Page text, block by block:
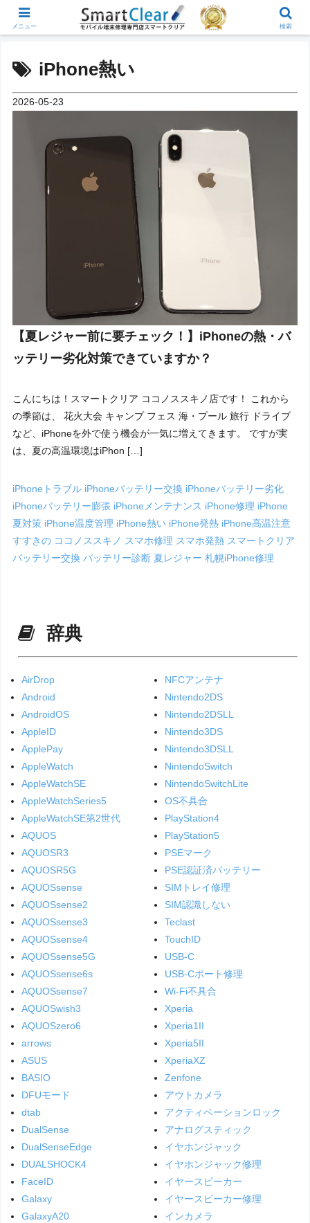
iPhone熱い
2026-05-23
【夏レジャー前に要チェック！】iPhoneの熱・バ
ッテリー劣化対策できていますか？
こんにちは！スマートクリア ココノススキノ店です！ これから
の季節は、 花火大会 キャンプ フェス 海・プール 旅行 ドライブ
など、iPhoneを外で使う機会が一気に増えてきます。 ですが実
は、夏の高温環境はiPhon […]
iPhoneトラブル iPhoneバッテリー交換 iPhoneバッテリー劣化
iPhoneバッテリー膨張 iPhoneメンテナンス iPhone修理 iPhone
夏対策 iPhone温度管理 iPhone熱い iPhone発熱 iPhone高温注意
すすきの ココノススキノ スマホ修理 スマホ発熱 スマートクリア
バッテリー交換バッテリー診断 夏レジャー札幌iPhone修理
辞典
AirDrop
Android
AndroidOS
AppleID
ApplePay
AppleWatch
AppleWatchSE
AppleWatchSeries5
AppleWatchSE第2世代
AQUOS
AQUOSR3
AQUOSR5G
AQUOSsense
AQUOSsense2
AQUOSsense3
AQUOSsense4
AQUOSsense5G
AQUOSsense6s
AQUOSsense7
AQUOSwish3
AQUOSzero6
arrows
ASUS
BASIO
DFUモード
dtab
DualSense
DualSenseEdge
DUALSHOCK4
FaceID
Galaxy
GalaxyA20
NFCアンテナ
Nintendo2DS
Nintendo2DSLL
Nintendo3DS
Nintendo3DSLL
NintendoSwitch
NintendoSwitchLite
OS不具合
PlayStation4
PlayStation5
PSEマーク
PSE認証済バッテリー
SIMトレイ修理
SIM認識しない
Teclast
TouchID
USB-C
USB-Cポート修理
Wi-Fi不具合
Xperia
Xperia1II
Xperia5II
XperiaXZ
Zenfone
アウトカメラ
アクティベーションロック
アナログスティック
イヤホンジャック
イヤホンジャック修理
イヤースピーカー
イヤースピーカー修理
インカメラ
メニュー 検索